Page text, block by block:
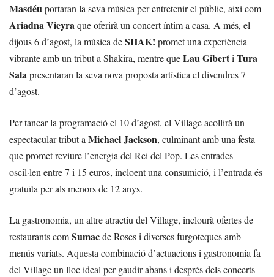
Masdéuportaran la seva música per entretenir el públic, així com
Ariadna Vieyraque oferirà un concert íntim a casa. A més, el
dijous 6 d’agost, la música deSHAK! promet una experiència
vibrante amb un tribut a Shakira, mentre queLau Giberti Tura
Salapresentaran la seva nova proposta artística el divendres 7
d’agost.
Per tancar la programació el 10 d’agost, el Village acollirà un
espectacular tribut a Michael Jackson, culminant amb una festa
que promet reviure l’energia del Rei del Pop. Les entrades
oscil·len entre 7 i 15 euros, incloent una consumició, i l’entrada és
gratuïta per als menors de 12 anys.
La gastronomia, un altre atractiu del Village, inclourà ofertes de
restaurants comSumacde Roses i diverses furgoteques amb
menús variats. Aquesta combinació d’actuacions i gastronomia fa
del Village un lloc ideal per gaudir abans i després dels concerts